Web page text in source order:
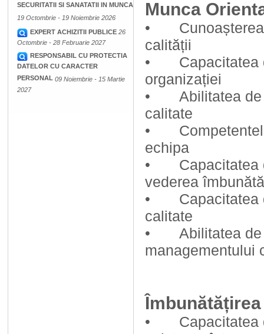
SECURITATII SI SANATATII IN MUNCA
19 Octombrie - 19 Noiembrie 2026
EXPERT ACHIZITII PUBLICE 26
Octombrie - 28 Februarie 2027
RESPONSABIL CU PROTECTIA
DATELOR CU CARACTER
PERSONAL 09 Noiembrie - 15 Martie
2027
Munca
• Cunoașterea
calității
• Capacitatea
organizației
• Abilitatea de
calitate
• Competentele
echipa
• Capacitatea
vederea
• Capacitatea
calitate
• Abilitatea de a
managementului
• Capacitatea